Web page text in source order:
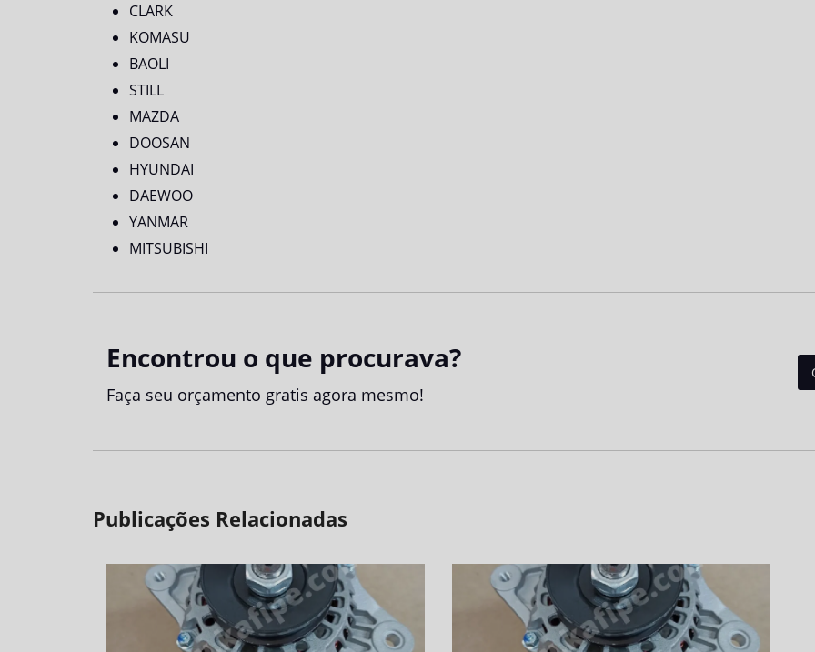
CLARK
KOMASU
BAOLI
STILL
MAZDA
DOOSAN
HYUNDAI
DAEWOO
YANMAR
MITSUBISHI
Encontrou o que procurava?
Faça seu orçamento gratis agora mesmo!
Publicações Relacionadas